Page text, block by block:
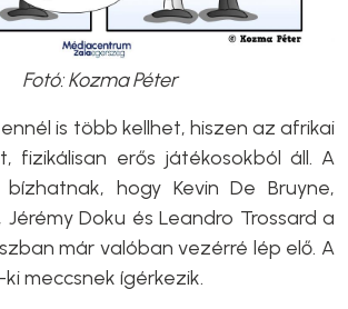
Fotó: Kozma Péter
is több kellhet, hiszen az afrikai
fizikálisan erős játékosokból áll. A
hogy Kevin De Bruyne,
Jérémy Doku és Leandro Trossard a
már valóban vezérré lép elő. A
meccsnek ígérkezik.